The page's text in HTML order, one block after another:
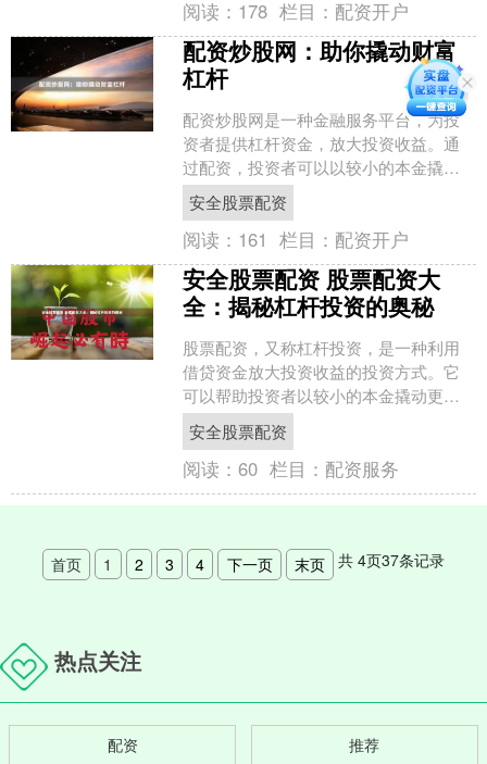
阅读： 178 栏目： 配资开户
配资炒股网：助你撬动财富
杠杆
配资炒股网是一种金融服务平台，为投
资者提供杠杆资金，放大投资收益。通
过配资，投资者可以以较小的本金撬动
更大的资金，从而获得更高的收益。 配
资炒股网的优势在于： ....
安全股票配资
阅读： 161 栏目： 配资开户
安全股票配资 股票配资大
全：揭秘杠杆投资的奥秘
股票配资，又称杠杆投资，是一种利用
借贷资金放大投资收益的投资方式。它
可以帮助投资者以较小的本金撬动更大
的资金，从而获得更高的潜在收益。 **
配资的原理** 配资....
安全股票配资
阅读：60 栏目： 配资服务
首页 1 2 3 4 下一页 末页 共4页37条记录
热点关注
配资 推荐